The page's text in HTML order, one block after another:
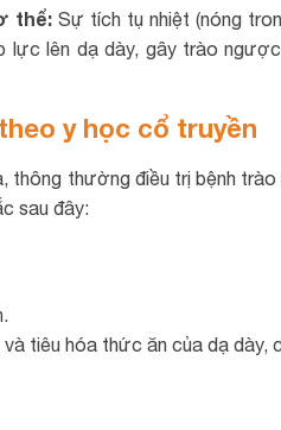
thể: Sự tích tụ nhiệt (nóng
lên dạ dày, gây trào
y học cổ truyền
thông thường điều trị bệnh
sau đây:
tiêu hóa thức ăn của dạ dày,